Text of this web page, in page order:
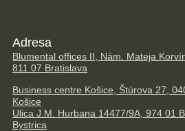
Adresa
Blumental offices II, Nám. Mateja
811 07 Bratislava
Business centre Košice, Štúrova 27,
Košice
Ulica J.M. Hurbana 14477/9A, 974 01
Bystrica